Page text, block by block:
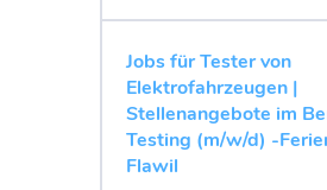
Jobs für Tester von
Elektrofahrzeugen |
Stellenangebote im
Testing (m/w/d) -
Flawil